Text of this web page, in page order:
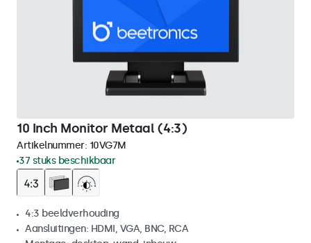
10 Inch Monitor Metaal (4:3)
Artikelnummer: 10VG7M
37 stuks beschikbaar
4:3 beeldverhouding
Aansluitingen: HDMI, VGA, BNC, RCA